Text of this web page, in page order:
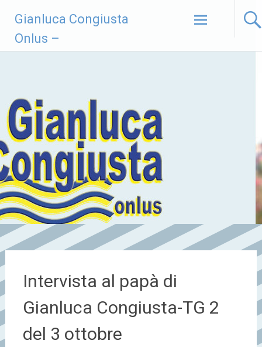
contenuto
Gianluca Congiusta
Onlus –
Intervista al papà di
Gianluca Congiusta-TG 2
del 3 ottobre